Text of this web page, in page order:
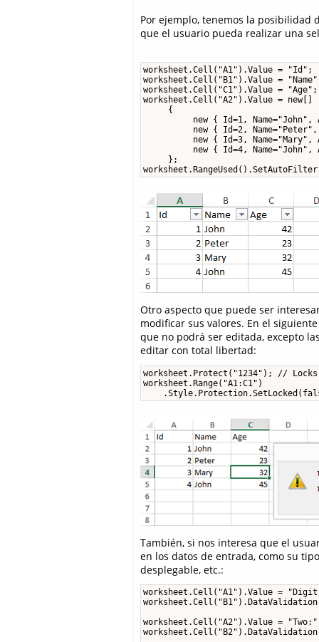
Por ejemplo, tenemos la posibilidad
que el usuario pueda realizar una
worksheet.Cell("A1").Value = "Id";
worksheet.Cell("B1").Value =
worksheet.Cell("C1").Value = "Age";
worksheet.Cell("A2").Value = new[]
     {
new { Id=1, Name="John",
new { Id=2,
new { Id=3, Name="Mary",
new { Id=4, Name="John",
     };
Otro aspecto que puede ser
modificar sus valores. En el
que no podrá ser editada, excepto
editar con total libertad:
worksheet.Protect("1234"); //
worksheet.Range("A1:C1")
También, si nos interesa que el
en los datos de entrada, como su
desplegable, etc.:
worksheet.Cell("A1").Value =
worksheet.Cell("A2").Value =